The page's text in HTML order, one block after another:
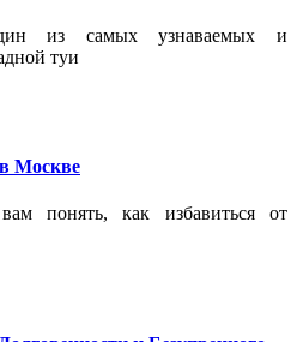
из самых узнаваемых и
туи
Москве
понять, как избавиться от